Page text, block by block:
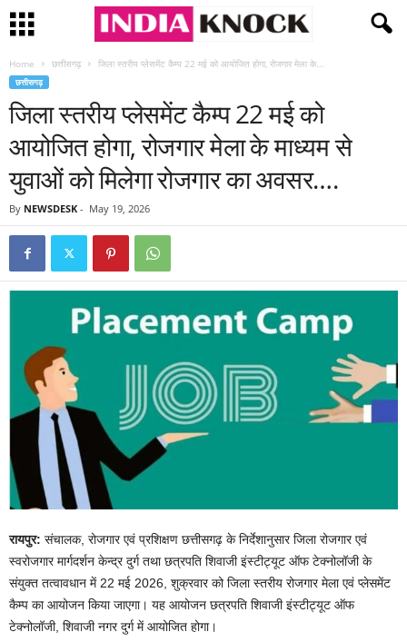
Home छत्तीसगढ़ जिला स्तरीय प्लेसमेंट कैम्प 22 मई को आयोजित होगा, रोजगार मेला के...
छत्तीसगढ़
जिला स्तरीय प्लेसमेंट कैम्प 22 मई को
आयोजित होगा, रोजगार मेला के माध्यम से
युवाओं को मिलेगा रोजगार का अवसर….
By NEWSDESK - May 19, 2026
रायपुर: संचालक, रोजगार एवं प्रशिक्षण छत्तीसगढ़ के निर्देशानुसार जिला रोजगार एवं
स्वरोजगार मार्गदर्शन केन्द्र दुर्ग तथा छत्रपति शिवाजी इंस्टीट्यूट ऑफ टेक्नोलॉजी के
संयुक्त तत्वावधान में 22 मई 2026, शुक्रवार को जिला स्तरीय रोजगार मेला एवं प्लेसमेंट
कैम्प का आयोजन किया जाएगा। यह आयोजन छत्रपति शिवाजी इंस्टीट्यूट ऑफ
टेक्नोलॉजी, शिवाजी नगर दुर्ग में आयोजित होगा।